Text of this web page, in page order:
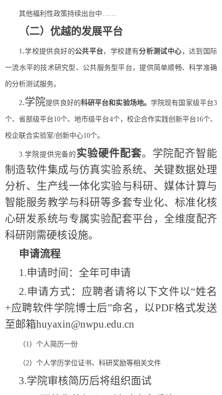
其他福利性政策持续出台中……
（二）优越的发展平台
1.学校提供良好的公共平台，学校建有分析测试中心 ，达到国际
一流水平的技术研究型、公共服务型平台，提供简单顺畅、科学准确
的分析测试服务。
2.学院提供良好的科研平台和实验场地。学院现有国家级平台3
个、省部级平台10个、地市级平台4个，校企合作实践创新平台16个、
校企联合实验室/创新中心10个。
3.学院提供完备的 实验硬件配套。学院配齐智能
制造软件集成与仿真实验系统、关键数据处理
分析、生产线一体化实验与科研、媒体计算与
智能服务教学与科研等多套专业化、标准化核
心研发系统与专属实验配套平台，全维度配齐
科研刚需硬核设施。
申请流程
1.申请时间：全年可申请
2.申请方式：应聘者请将以下文件以“姓名
+应聘软件学院博士后”命名，以PDF格式发送
至邮箱huyaxin@nwpu.edu.cn
（1）个人简历一份
（2）个人学历学位证书、科研奖励等相关文件
3.学院审核简历后将组织面试